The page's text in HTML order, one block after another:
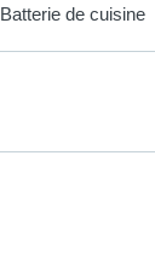
Batterie de cuisine